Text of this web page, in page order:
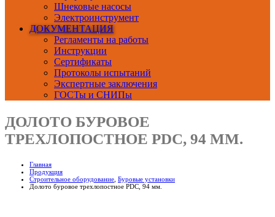
Шнековые насосы
Электроинструмент
ДОКУМЕНТАЦИЯ
Регламенты на работы
Инструкции
Сертификаты
Протоколы испытаний
Экспертные заключения
ГОСТы и СНИПы
ДОЛОТО БУРОВОЕ
ТРЕХЛОПОСТНОЕ PDC, 94 ММ.
Главная
Продукция
Строительное оборудование Буровые установки
Долото буровое трехлопостное PDC, 94 мм.